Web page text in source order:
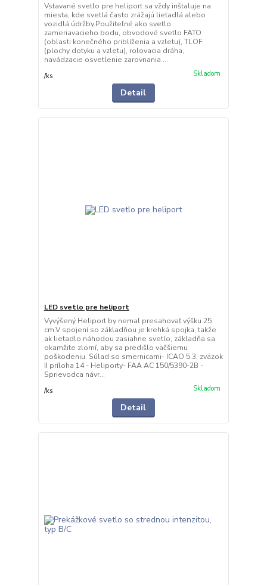
Vstavané svetlo pre heliport sa vždy inštaluje na
miesta, kde svetlá často zrážajú lietadlá alebo
vozidlá údržby.Použiteľné ako svetlo
zameriavacieho bodu, obvodové svetlo FATO
(oblasti konečného priblíženia a vzletu), TLOF
(plochy dotyku a vzletu), rolovacia dráha,
navádzacie osvetlenie zarovnania ...
/ks Skladom
Detail
LED svetlo pre heliport
Vyvýšený Heliport by nemal presahovať výšku 25
cm.V spojení so základňou je krehká spojka, takže
ak lietadlo náhodou zasiahne svetlo, základňa sa
okamžite zlomí, aby sa predišlo väčšiemu
poškodeniu. Súlad so smernicami- ICAO 5.3, zväzok
II príloha 14 - Heliporty- FAA AC 150/5390-2B -
Sprievodca návr...
/ks Skladom
Detail